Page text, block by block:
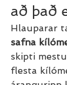
að það
Hlauparar
safna
skipti
flesta